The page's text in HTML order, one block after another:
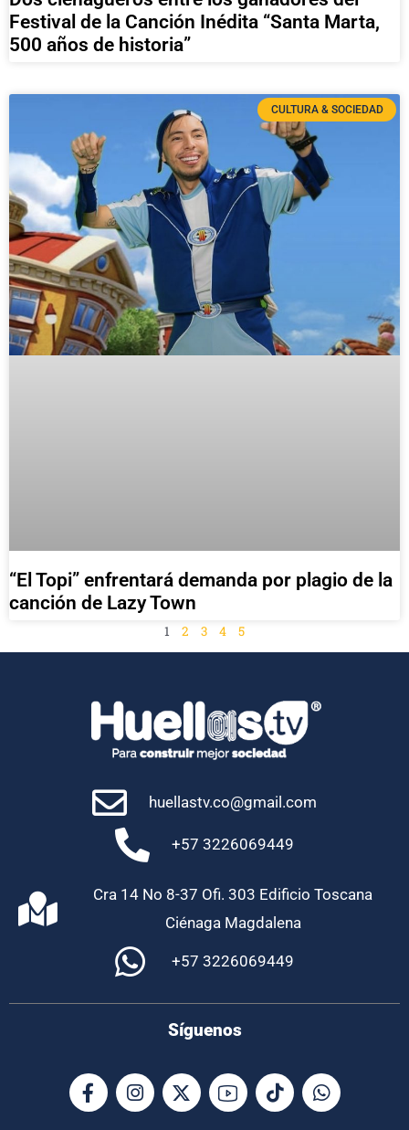
Festival de la Canción Inédita “Santa Marta,
500 años de historia”
CULTURA & SOCIEDAD
“El Topi” enfrentará demanda por plagio de la
canción de Lazy Town
1 2 3 4 5
huellastv.co@gmail.com
+57 3226069449
Cra 14 No 8-37 Ofi. 303 Edificio Toscana
Ciénaga Magdalena
+57 3226069449
Síguenos